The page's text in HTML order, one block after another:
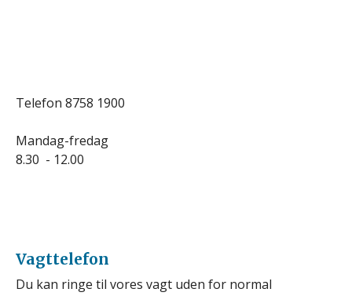
Telefon 8758 1900
Mandag-fredag
8.30 - 12.00
Vagttelefon
Du kan ringe til vores vagt uden for normal